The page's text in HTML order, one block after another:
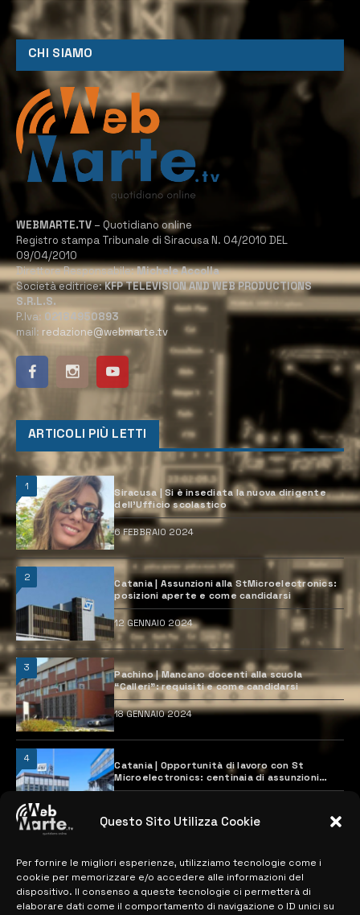
Questo Sito Utilizza Cookie
Per fornire le migliori esperienze, utilizziamo tecnologie come i
cookie per memorizzare e/o accedere alle informazioni del
dispositivo. Il consenso a queste tecnologie ci permetterà di
elaborare dati come il comportamento di navigazione o ID unici su
CHI SIAMO
WEBMARTE.TV – Quotidiano online
Registro stampa Tribunale di Siracusa N. 04/2010 DEL
09/04/2010
Direttore Responsabile:Michele Accolla
Società editrice:KFP TELEVISION AND WEB PRODUCTIONS
S.R.L.S.
P.Iva: 02184950893
mail: redazione@webmarte.tv
ARTICOLI PIÙ LETTI
1
Siracusa | Si è insediata la nuova dirigente
dell’Ufficio scolastico
6 FEBBRAIO 2024
2
Catania | Assunzioni alla StMicroelectronics:
posizioni aperte e come candidarsi
12 GENNAIO 2024
3
Pachino | Mancano docenti alla scuola
“Calleri”: requisiti e come candidarsi
18 GENNAIO 2024
4
Catania | Opportunità di lavoro con St
Microelectronics: centinaia di assunzioni
previste
MAPPA DEL SITO
> NOTIZIE